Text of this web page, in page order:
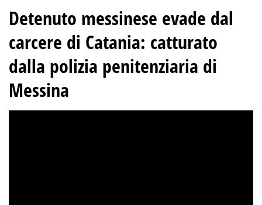
Detenuto messinese evade dal
carcere di Catania: catturato
dalla polizia penitenziaria di
Messina